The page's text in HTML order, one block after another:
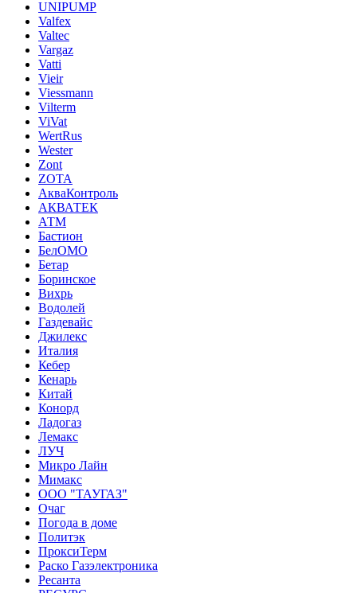
UNIPUMP
Valfex
Valtec
Vargaz
Vatti
Vieir
Viessmann
Vilterm
ViVat
WertRus
Wester
Zont
ZOTA
АкваКонтроль
АКВАТЕК
АТМ
Бастион
БелОМО
Бетар
Боринское
Вихрь
Водолей
Газдевайс
Джилекс
Италия
Кебер
Кенарь
Китай
Конорд
Ладогаз
Лемакс
ЛУЧ
Микро Лайн
Мимакс
ООО "ТАУГАЗ"
Очаг
Погода в доме
Политэк
ПроксиТерм
Раско Газэлектроника
Ресанта